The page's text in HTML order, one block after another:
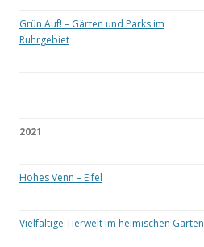
Grün Auf! – Gärten und Parks im
Ruhrgebiet
2021
Hohes Venn – Eifel
Vielfältige Tierwelt im heimischen Garten